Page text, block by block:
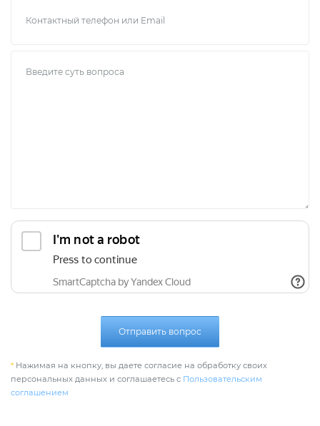
Отправить вопрос
* Нажимая на кнопку, вы даете согласие на обработку своих
персональных данных и соглашаетесь с Пользовательским
соглашением